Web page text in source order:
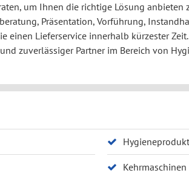
um Ihnen die richtige Lösung anbieten
Präsentation, Vorführung,
einen Lieferservice innerhalb kürzester
zuverlässiger Partner im Bereich von
Kehrmaschinen